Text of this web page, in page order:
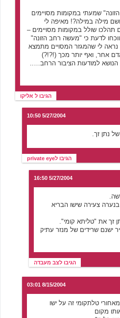
שמעתי במקומות מסויימים
מילה במילה?! מאיפה לי
שולל במקומות מסויימים –
לדעת כי "מעשה רחב הזונה"
לי שהמגזר המסויים מתמצא
אחר, ואף יותר מכך (!?!?)
למודעות הציבור הרחב…..
הגיבו ל אליקו
5/27/2004 10:50
נתן זך.
הגיבו לprivate eye
5/27/2004 16:50
צעירה שישו הבריא
זך את "טליתא קומי".
ישנם שרידים של מנזר עתיק
הגיבו לצב מעבדה
8/15/2004 03:01
טלתקומי זה על ישו
מקום